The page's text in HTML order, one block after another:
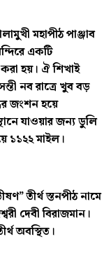
মহাপীঠ পাঞ্জাব
একটি
করা হয়। ঐ শিখাই
নব রাত্রে খুব বড়
জংশন হয়ে
যাওয়ার জন্য ডুলি
১১২২ মাইল।
তীর্থ স্তনপীঠ নামে
দেবী বিরাজমান।
অবস্থিত।